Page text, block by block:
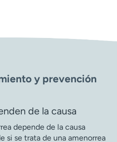
y prevención
de la causa
depende de la causa
si se trata de una amenorrea